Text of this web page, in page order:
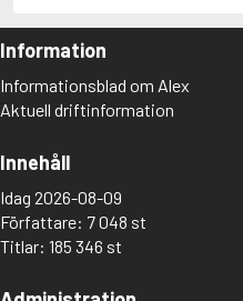
Information
Informationsblad om Alex
Aktuell driftinformation
Innehåll
Idag 2026-08-09
Författare: 7 048 st
Titlar: 185 346 st